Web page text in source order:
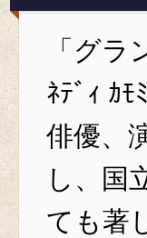
「グ
ﾈﾃﾞｨ ｶﾓ
俳優、
し、国
ても著